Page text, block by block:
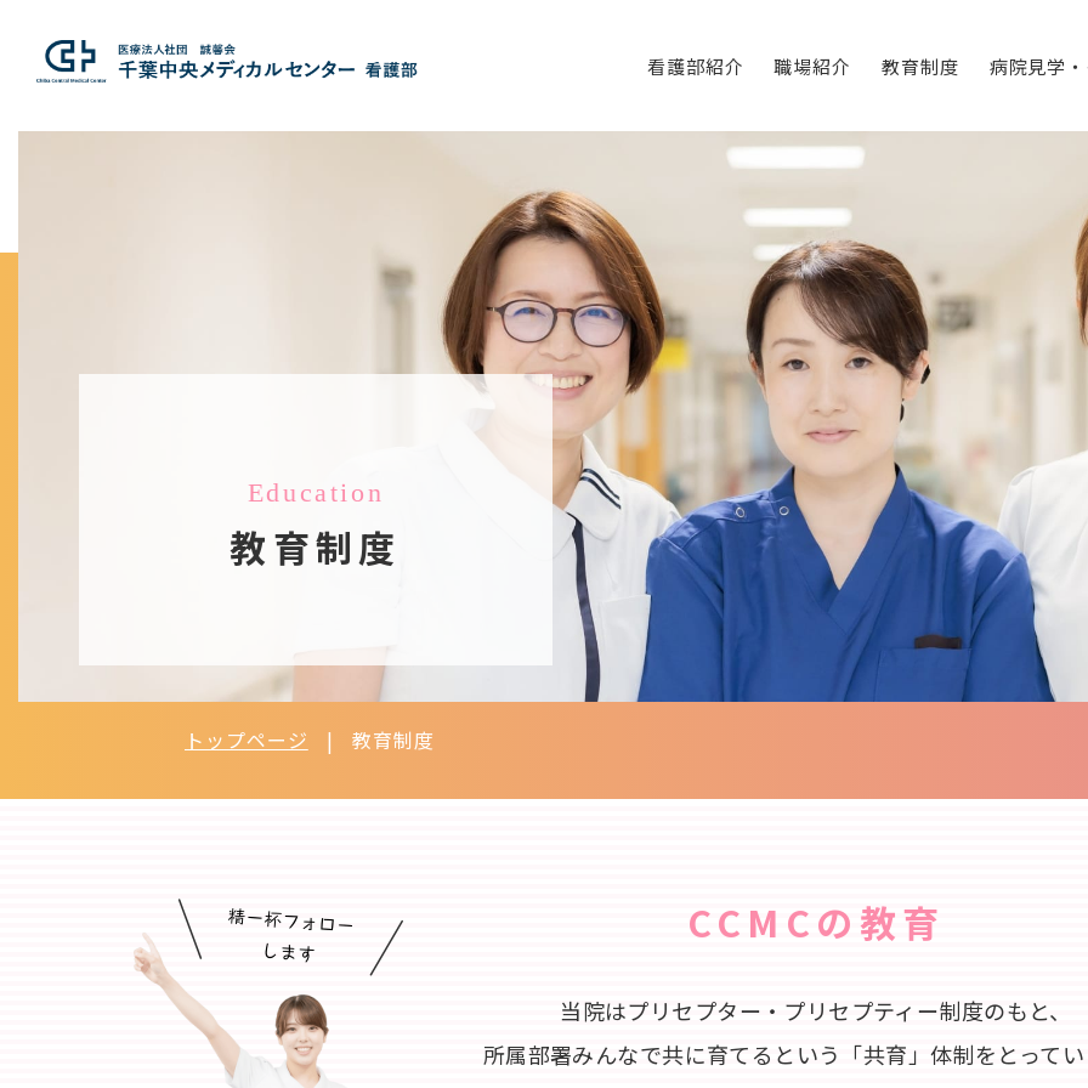
看護部紹介 職場紹介 教育制度 病院見学
Education
教育制度
トップページ 教育制度
CCMCの教育
当院はプリセプター・プリセプティー制度のもと、
所属部署みんなで共に育てるという「共育」体制をとって